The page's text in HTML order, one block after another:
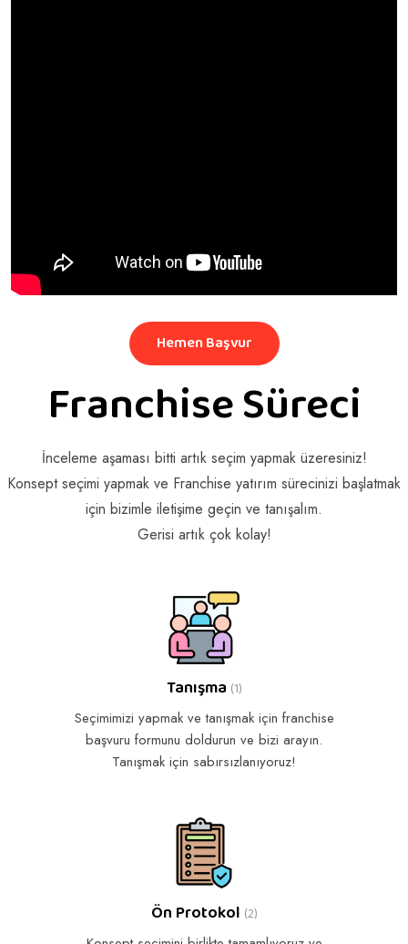
Hemen Başvur
Franchise Süreci
İnceleme aşaması bitti artık seçim yapmak üzeresiniz!
Konsept seçimi yapmak ve Franchise yatırım sürecinizi başlatmak
için bizimle iletişime geçin ve tanışalım.
Gerisi artık çok kolay!
Tanışma (1)
Seçimimizi yapmak ve tanışmak için franchise
başvuru formunu doldurun ve bizi arayın.
Tanışmak için sabırsızlanıyoruz!
Ön Protokol (2)